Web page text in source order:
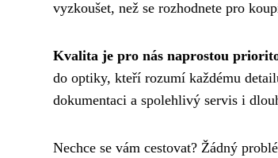
vyzkoušet, než se rozhodnete pro
Kvalita je pro nás naprostou
do optiky, kteří rozumí každému
dokumentaci a spolehlivý servis i
Nechce se vám cestovat? Žádný